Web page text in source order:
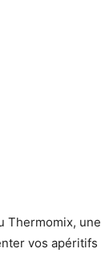
Thermomix, une
vos apéritifs